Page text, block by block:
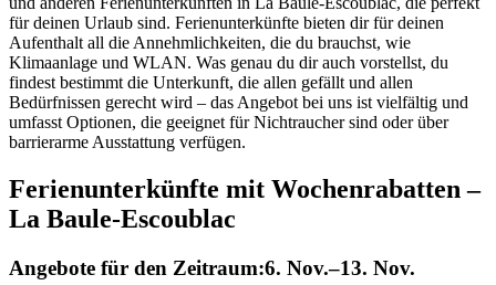
für deinen Urlaub sind. Ferienunterkünfte bieten dir für deinen
Aufenthalt all die Annehmlichkeiten, die du brauchst, wie
Klimaanlage und WLAN. Was genau du dir auch vorstellst, du
findest bestimmt die Unterkunft, die allen gefällt und allen
Bedürfnissen gerecht wird – das Angebot bei uns ist vielfältig und
umfasst Optionen, die geeignet für Nichtraucher sind oder über
barrierarme Ausstattung verfügen.
Ferienunterkünfte mit Wochenrabatten –
La Baule-Escoublac
Angebote für den Zeitraum:6. Nov.–13. Nov.